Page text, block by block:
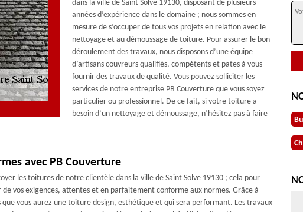
dans la ville de Saint Solve 19130, disposant de plusieurs
années d’expérience dans le domaine ; nous sommes en
mesure de s’occuper de tous vos projets en relation avec le
nettoyage et au démoussage de toiture. Pour assurer le bon
déroulement des travaux, nous disposons d’une équipe
d’artisans couvreurs qualifiés, compétents et pates à vous
fournir des travaux de qualité. Vous pouvez solliciter les
services de notre entreprise PB Couverture que vous soyez
particulier ou professionnel. De ce fait, si votre toiture a
besoin d’un nettoyage et démoussage, n’hésitez pas à faire
avec PB Couverture
les toitures de notre clientèle dans la ville de Saint Solve 19130 ; cela pour
vos exigences, attentes et en parfaitement conforme aux normes. Grâce à
que vous aurez une toiture design, esthétique et qui sera performant. Les travaux